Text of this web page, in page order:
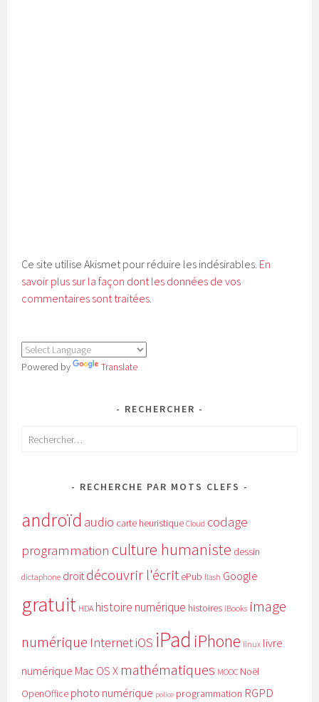
Ce site utilise Akismet pour réduire les indésirables. En
savoir plus sur la façon dont les données de vos
commentaires sont traitées
Powered by Translate
RECHERCHER
Rechercher :
RECHERCHE PAR MOTS CLEFS
androïd audio carte heuristique Cloud codage
programmation culture humaniste dessin
dictaphone droitdécouvrir l'écrit ePub flash Google
gratuit HDA histoire numérique histoires iBooks image
numérique InternetiOS iPad iPhone linux livre
numérique Mac OS X mathématiques MOOC Noël
OpenOffice photo numérique police programmation RGPD